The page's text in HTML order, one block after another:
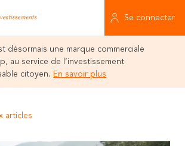
Se connecter
désormais une marque commerciale
au service de l’investissement
citoyen. En savoir plus
articles